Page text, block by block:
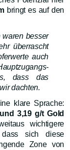
bringt es auf den
waren besser
überrascht
auch
dass das
dachten.
klare Sprache:
3,19 g/t Gold
wichtigere
sich diese
Zone von